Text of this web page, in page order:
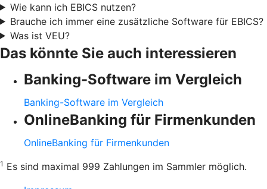
Wie kann ich EBICS nutzen?
Brauche ich immer eine zusätzliche Software für EBICS?
Was ist VEU?
Das könnte Sie auch interessieren
Banking-Software im Vergleich
Banking-Software im Vergleich
OnlineBanking für Firmenkunden
OnlineBanking für Firmenkunden
1 Es sind maximal 999 Zahlungen im Sammler möglich.